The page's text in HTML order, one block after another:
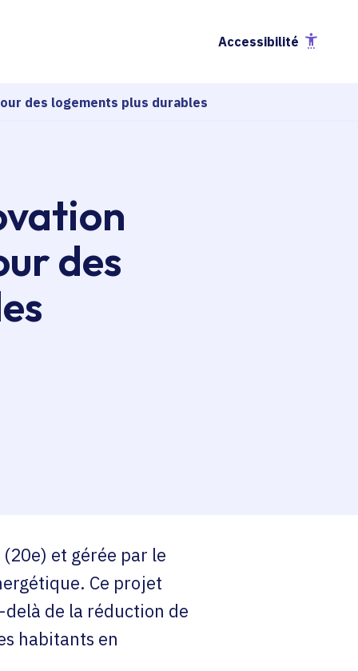
Accessibilité
des logements plus durables
des
papier
et gérée par le
Ce projet
de la réduction de
habitants en